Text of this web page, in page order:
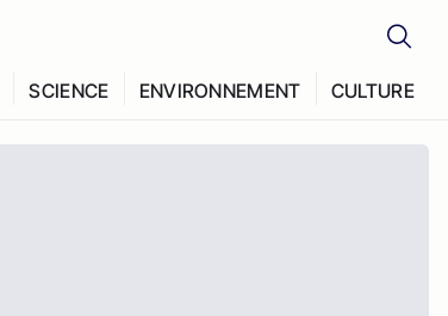
SCIENCE ENVIRONNEMENT CULTURE